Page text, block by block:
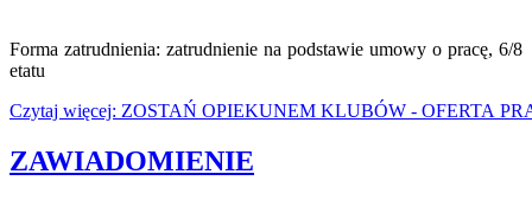
Forma zatrudnienia: zatrudnienie na podstawie umowy o pracę, 6/8
etatu
Czytaj więcej: ZOSTAŃ OPIEKUNEM KLUBÓW - OFERTA
ZAWIADOMIENIE